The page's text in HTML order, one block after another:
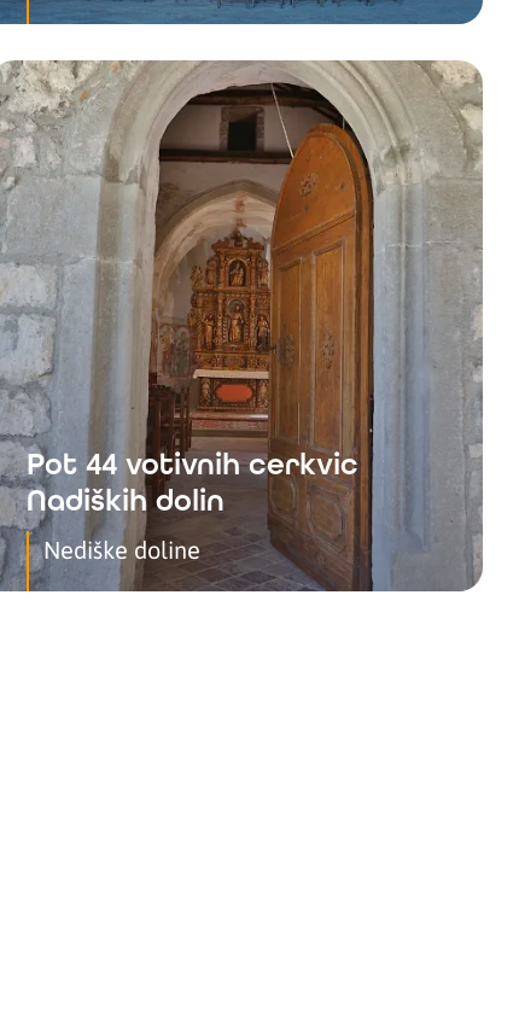
Pot 44 votivnih cerkvic
Nadiških dolin
Nediške doline